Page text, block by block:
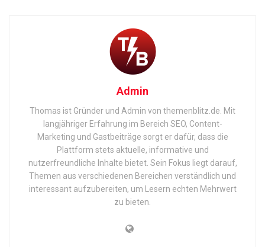
Admin
Thomas ist Gründer und Admin von themenblitz.de. Mit
langjähriger Erfahrung im Bereich SEO, Content-
Marketing und Gastbeiträge sorgt er dafür, dass die
Plattform stets aktuelle, informative und
nutzerfreundliche Inhalte bietet. Sein Fokus liegt darauf,
Themen aus verschiedenen Bereichen verständlich und
interessant aufzubereiten, um Lesern echten Mehrwert
zu bieten.